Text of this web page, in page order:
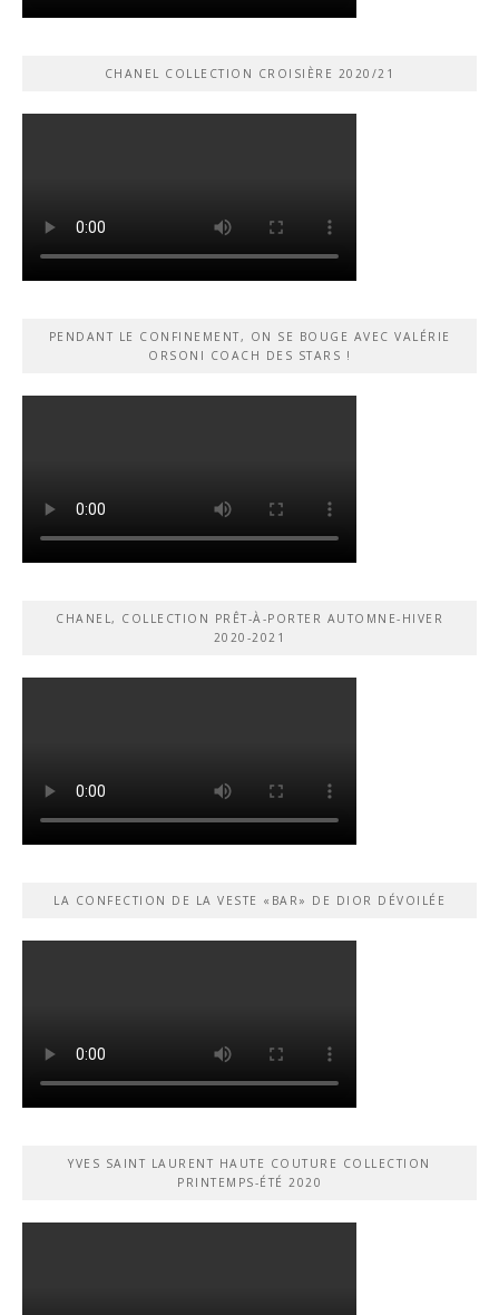
CHANEL COLLECTION CROISIÈRE 2020/21
PENDANT LE CONFINEMENT, ON SE BOUGE AVEC VALÉRIE
ORSONI COACH DES STARS !
CHANEL, COLLECTION PRÊT-À-PORTER AUTOMNE-HIVER
2020-2021
LA CONFECTION DE LA VESTE «BAR» DE DIOR DÉVOILÉE
YVES SAINT LAURENT HAUTE COUTURE COLLECTION
PRINTEMPS-ÉTÉ 2020